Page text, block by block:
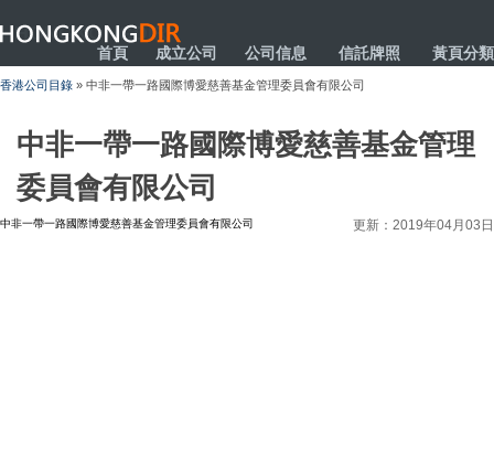
HONGKONGDIR
首頁 成立公司 公司信息 信託牌照 黃頁分類
香港公司目錄 » 中非一帶一路國際博愛慈善基金管理委員會有限公司
中非一帶一路國際博愛慈善基金管理
委員會有限公司
中非一帶一路國際博愛慈善基金管理委員會有限公司 更新：2019年04月03日